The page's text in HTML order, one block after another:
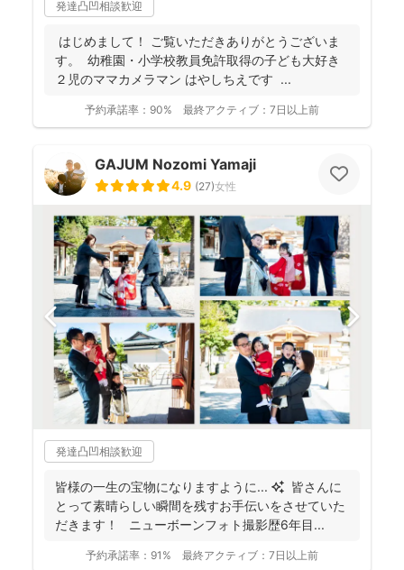
発達凸凹相談歓迎
はじめまして！ ご覧いただきありがとうございま
す。 幼稚園・小学校教員免許取得の子ども大好き
２児のママカメラマン はやしちえです ...
予約承諾率： 90% 最終アクティブ： 7日以上前
GAJUM Nozomi Yamaji
4.9 (27)女性
発達凸凹相談歓迎
皆様の一生の宝物になりますように... ✨ 皆さんに
とって素晴らしい瞬間を残すお手伝いをさせていた
だきます！ ニューボーンフォト撮影歴6年目...
予約承諾率： 91% 最終アクティブ： 7日以上前